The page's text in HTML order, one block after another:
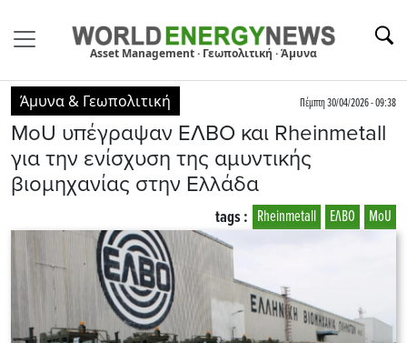
Asset Management · Γεωπολιτική · Άμυνα
Άμυνα & Γεωπολιτική Πέμπτη 30/04/2026 - 09:38
MoU υπέγραψαν ΕΛΒΟ και Rheinmetall
για την ενίσχυση της αμυντικής
βιομηχανίας στην Ελλάδα
MoU
ΕΛΒΟ
Rheinmetall
tags :